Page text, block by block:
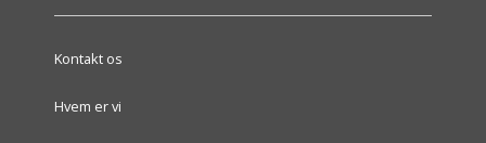
Kontakt os
Hvem er vi